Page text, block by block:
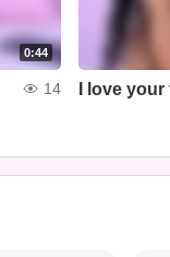
0:44
14 I love